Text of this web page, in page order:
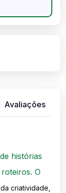
Avaliações
histórias
O
criatividade,